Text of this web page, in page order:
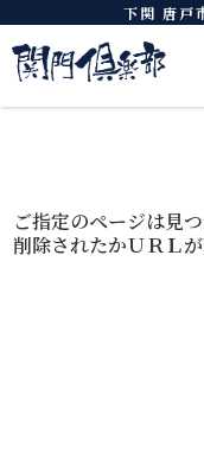
下関 唐戸
ご指定のページは見つ
削除されたかＵＲＬ